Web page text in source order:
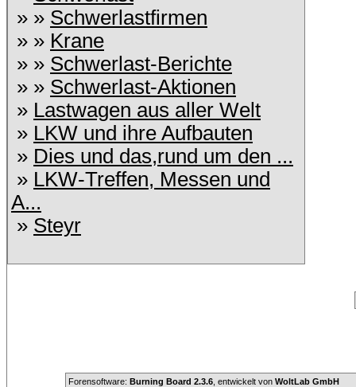
» » Schwerlastfirmen
» » Krane
» » Schwerlast-Berichte
» » Schwerlast-Aktionen
» Lastwagen aus aller Welt
» LKW und ihre Aufbauten
» Dies und das,rund um den ...
» LKW-Treffen, Messen und
A...
» Steyr
Forensoftware:Burning Board 2.3.6 , entwickelt vonWoltLab GmbH